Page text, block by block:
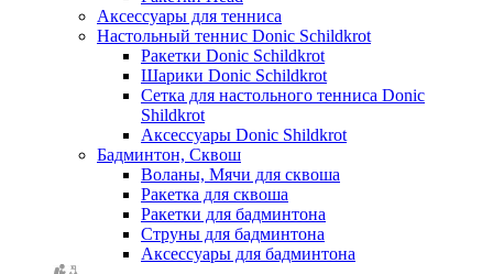
Аксессуары для тенниса
Настольный теннис Donic Schildkrot
Ракетки Donic Schildkrot
Шарики Donic Schildkrot
Сетка для настольного тенниса Donic
Shildkrot
Аксессуары Donic Shildkrot
Бадминтон, Сквош
Воланы, Мячи для сквоша
Ракетка для сквоша
Ракетки для бадминтона
Струны для бадминтона
Аксессуары для бадминтона